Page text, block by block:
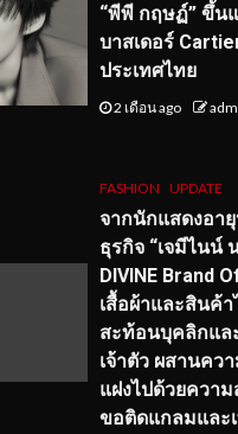
“พีพี กฤษฏ์” ขึ้น
บาสเดอร์
ประเทศไทย
2 เดือน ago
FASHION UPDATE
จากนักแสดงอา
ธุรกิจ “เจมีไนน์
DIVINE Brand
เสื้อผ้าและสินค้
สะท้อนบุคลิกแล
เจ้าตัว ผสานคว
แฝงไปด้วยควา
ขอติดแกลมและ